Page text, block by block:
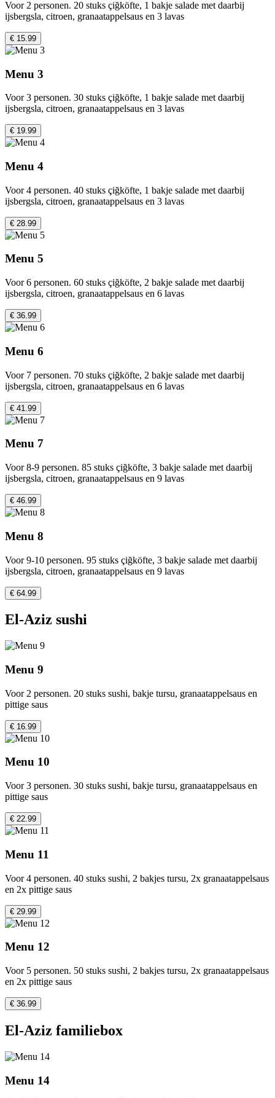
Voor 2 personen. 20 stuks çiğköfte, 1 bakje salade met daarbij
ijsbergsla, citroen, granaatappelsaus en 3 lavas
€ 15.99
Menu 3
Voor 3 personen. 30 stuks çiğköfte, 1 bakje salade met daarbij
ijsbergsla, citroen, granaatappelsaus en 3 lavas
€ 19.99
Menu 4
Voor 4 personen. 40 stuks çiğköfte, 1 bakje salade met daarbij
ijsbergsla, citroen, granaatappelsaus en 3 lavas
€ 28.99
Menu 5
Voor 6 personen. 60 stuks çiğköfte, 2 bakje salade met daarbij
ijsbergsla, citroen, granaatappelsaus en 6 lavas
€ 36.99
Menu 6
Voor 7 personen. 70 stuks çiğköfte, 2 bakje salade met daarbij
ijsbergsla, citroen, granaatappelsaus en 6 lavas
€ 41.99
Menu 7
Voor 8-9 personen. 85 stuks çiğköfte, 3 bakje salade met daarbij
ijsbergsla, citroen, granaatappelsaus en 9 lavas
€ 46.99
Menu 8
Voor 9-10 personen. 95 stuks çiğköfte, 3 bakje salade met daarbij
ijsbergsla, citroen, granaatappelsaus en 9 lavas
€ 64.99
El-Aziz sushi
Menu 9
Voor 2 personen. 20 stuks sushi, bakje tursu, granaatappelsaus en
pittige saus
€ 16.99
Menu 10
Voor 3 personen. 30 stuks sushi, bakje tursu, granaatappelsaus en
pittige saus
€ 22.99
Menu 11
Voor 4 personen. 40 stuks sushi, 2 bakjes tursu, 2x granaatappelsaus
en 2x pittige saus
€ 29.99
Menu 12
Voor 5 personen. 50 stuks sushi, 2 bakjes tursu, 2x granaatappelsaus
en 2x pittige saus
€ 36.99
El-Aziz familiebox
Menu 14